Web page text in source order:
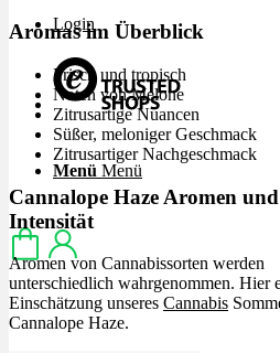
Login
Menü Menü
Aromas im Überblick
Frisch und tropisch
Noten von Melone
Zitrusartige Nuancen
Süßer, meloniger Geschmack
Zitrusartiger Nachgeschmack
Cannalope Haze Aromen und
Intensität
Aromen von Cannabissorten werden
unterschiedlich wahrgenommen. Hier
Einschätzung unseres Cannabis
Cannalope Haze.